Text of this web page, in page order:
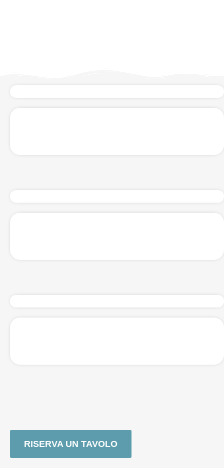
RISERVA UN TAVOLO